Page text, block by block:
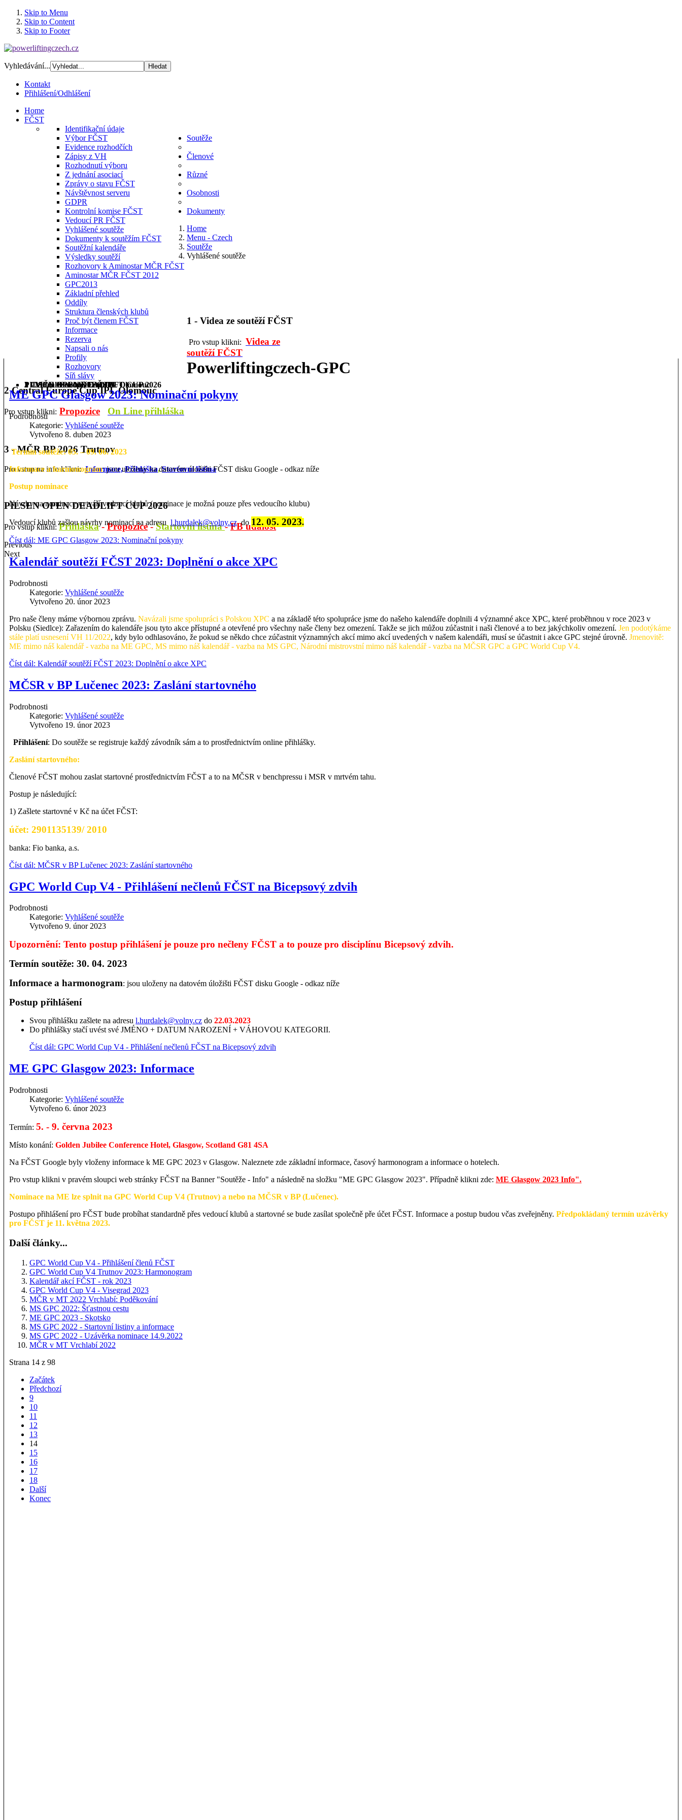
Skip to Menu
Skip to Content
Skip to Footer
Vyhledávání...
Kontakt
Přihlášení/Odhlášení
Home
FČST
Identifikační údaje
Výbor FČST
Evidence rozhodčích
Zápisy z VH
Rozhodnutí výboru
Z jednání asociací
Zprávy o stavu FČST
Návštěvnost serveru
GDPR
Kontrolní komise FČST
Vedoucí PR FČST
Soutěže
Vyhlášené soutěže
Dokumenty k soutěžím FČST
Soutěžní kalendáře
Výsledky soutěží
Rozhovory k Aminostar MČR FČST
Aminostar MČR FČST 2012
GPC2013
Členové
Základní přehled
Oddíly
Struktura členských klubů
Proč být členem FČST
Různé
Informace
Rezerva
Osobnosti
Napsali o nás
Profily
Rozhovory
Síň slávy
Dokumenty
Home
Menu - Czech
Soutěže
Vyhlášené soutěže
1 - Videa ze soutěží FČST
2 Central Europe Cup IPL Olomouc
3 - MČR BP 2026 Trutnov
PILSEN OPEN DEADLIFT CUP 2026
1 - Videa ze soutěží FČST
Pro vstup klikni: Videa ze
soutěží FČST
2 Central Europe Cup IPL Olomouc
Pro vstup klikni: Propozice On Line přihláška
3 - MČR BP 2026 Trutnov
Pro vstup na info klikni: Informace, Přihláška,Startovní listina
PILSEN OPEN DEADLIFT CUP 2026
Pro vstup klikni:Přihláška-Propozice-Startovní listina-FB událost
Previous
Next
Powerliftingczech-GPC
ME GPC Glasgow 2023: Nominační pokyny
Podrobnosti
Kategorie: Vyhlášené soutěže
Vytvořeno 8. duben 2023
Termín soutěže: 05. – 09. 06. 2023
Informace a harmonogram: jsou uloženy na datovém úložišti FČST disku Google - odkaz níže
Postup nominace
Návrhy na nominace vytváří vedoucí klubů (nominace je možná pouze přes vedoucího klubu)
Vedoucí klubů zašlou návrhy nominací na adresu l.hurdalek@volny.czdo 12. 05. 2023.
Číst dál: ME GPC Glasgow 2023: Nominační pokyny
Kalendář soutěží FČST 2023: Doplnění o akce XPC
Podrobnosti
Kategorie: Vyhlášené soutěže
Vytvořeno 20. únor 2023
Pro naše členy máme výbornou zprávu. Navázali jsme spolupráci s Polskou XPC a na základě této spolupráce jsme do našeho kalendáře doplnili 4 významné akce XPC, které proběhnou v roce 2023 v
Polsku (Siedlce): Zařazením do kalendáře jsou tyto akce přístupné a otevřené pro všechny naše členy bez omezení. Takže se jich můžou zúčastnit i naši členové a to bez jakýchkoliv omezení. Jen podotýkáme
stále platí usnesení VH 11/2022, kdy bylo odhlasováno, že pokud se někdo chce zúčastnit významných akcí mimo akcí uvedených v našem kalendáři, musí se účastnit i akce GPC stejné úrovně. Jmenovitě:
ME mimo náš kalendář - vazba na ME GPC, MS mimo náš kalendář - vazba na MS GPC, Národní mistrovstní mimo náš kalendář - vazba na MČSR GPC a GPC World Cup V4.
Číst dál: Kalendář soutěží FČST 2023: Doplnění o akce XPC
MČSR v BP Lučenec 2023: Zaslání startovného
Podrobnosti
Kategorie: Vyhlášené soutěže
Vytvořeno 19. únor 2023
Přihlášení: Do soutěže se registruje každý závodník sám a to prostřednictvím online přihlášky.
Zaslání startovného:
Členové FČST mohou zaslat startovné prostřednictvím FČST a to na MČSR v benchpressu i MSR v mrtvém tahu.
Postup je následující:
1) Zašlete startovné v Kč na účet FČST:
účet: 2901135139/ 2010
banka: Fio banka, a.s.
Číst dál: MČSR v BP Lučenec 2023: Zaslání startovného
GPC World Cup V4 - Přihlášení nečlenů FČST na Bicepsový zdvih
Podrobnosti
Kategorie: Vyhlášené soutěže
Vytvořeno 9. únor 2023
Upozornění: Tento postup přihlášení je pouze pro nečleny FČST a to pouze pro disciplínu Bicepsový zdvih.
Termín soutěže: 30. 04. 2023
Informace a harmonogram: jsou uloženy na datovém úložišti FČST disku Google - odkaz níže
Postup přihlášení
Svou přihlášku zašlete na adresu l.hurdalek@volny.cz do 22.03.2023
Do přihlášky stačí uvést své JMÉNO + DATUM NAROZENÍ + VÁHOVOU KATEGORII.
Číst dál: GPC World Cup V4 - Přihlášení nečlenů FČST na Bicepsový zdvih
ME GPC Glasgow 2023: Informace
Podrobnosti
Kategorie: Vyhlášené soutěže
Vytvořeno 6. únor 2023
Termín: 5. - 9. června 2023
Místo konání: Golden Jubilee Conference Hotel, Glasgow, Scotland G81 4SA
Na FČST Google byly vloženy informace k ME GPC 2023 v Glasgow. Naleznete zde základní informace, časový harmonogram a informace o hotelech.
Pro vstup klikni v pravém sloupci web stránky FČST na Banner "Soutěže - Info" a následně na složku "ME GPC Glasgow 2023". Případně klikni zde: ME Glasgow 2023 Info".
Nominace na ME lze splnit na GPC World Cup V4 (Trutnov) a nebo na MČSR v BP (Lučenec).
Postupo přihlášení pro FČST bude probíhat standardně přes vedoucí klubů a startovné se bude zasílat společně pře účet FČST. Informace a postup budou včas zveřejněny. Předpokládaný termín uzávěrky
pro FČST je 11. května 2023.
Další články...
GPC World Cup V4 - Přihlášení členů FČST
GPC World Cup V4 Trutnov 2023: Harmonogram
Kalendář akcí FČST - rok 2023
GPC World Cup V4 - Visegrad 2023
MČR v MT 2022 Vrchlabí: Poděkování
MS GPC 2022: Šťastnou cestu
ME GPC 2023 - Skotsko
MS GPC 2022 - Startovní listiny a informace
MS GPC 2022 - Uzávěrka nominace 14.9.2022
MČR v MT Vrchlabí 2022
Strana 14 z 98
Začátek
Předchozí
9
10
11
12
13
14
15
16
17
18
Další
Konec